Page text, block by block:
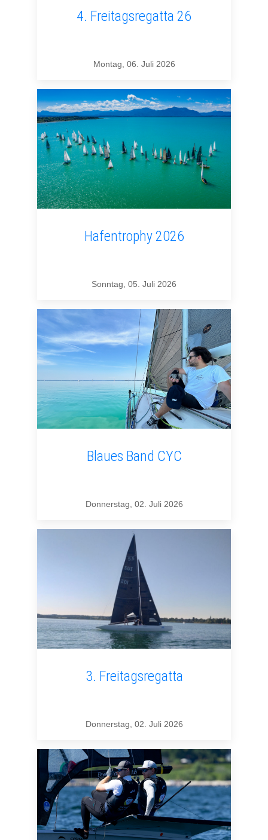
4. Freitagsregatta 26
Montag, 06. Juli 2026
Hafentrophy 2026
Sonntag, 05. Juli 2026
Blaues Band CYC
Donnerstag, 02. Juli 2026
3. Freitagsregatta
Donnerstag, 02. Juli 2026